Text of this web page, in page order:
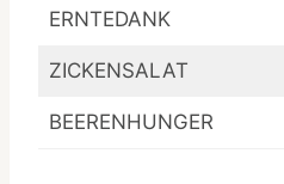
ERNTEDANK
ZICKENSALAT
BEERENHUNGER